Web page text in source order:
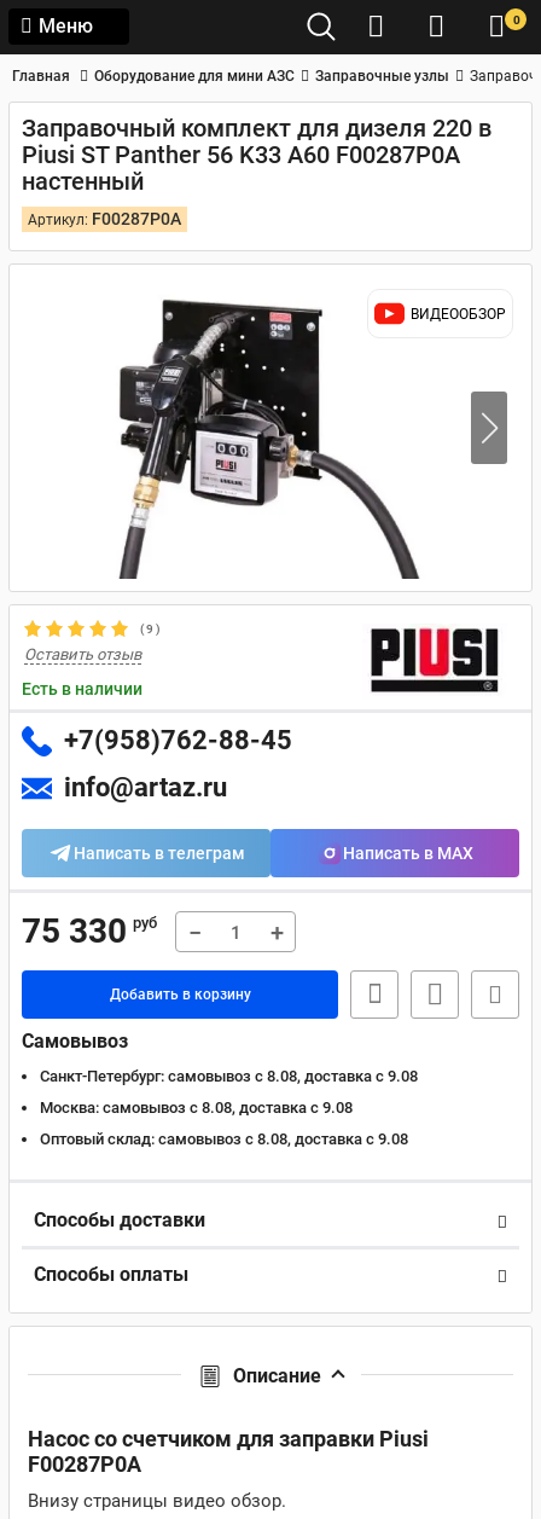
Меню 0
Главная Оборудование для мини АЗС Заправочные узлы
Заправочный комплект для дизеля 220 в
Piusi ST Panther 56 K33 A60 F00287P0A
настенный
Артикул: F00287P0A
ВИДЕООБЗОР
(9 )
Оставить отзыв
Есть в наличии
+7(958)762-88-45
info@artaz.ru
Написать в телеграм Написать в MAX
75 330 руб − +
Добавить в корзину
Самовывоз
Санкт-Петербург: самовывоз с 8.08, доставка c 9.08
Москва: самовывоз с 8.08, доставка c 9.08
Оптовый склад: самовывоз с 8.08, доставка c 9.08
Способы доставки
Способы оплаты
Описание
Насос со счетчиком для заправки Piusi
F00287P0A
Внизу страницы видео обзор.